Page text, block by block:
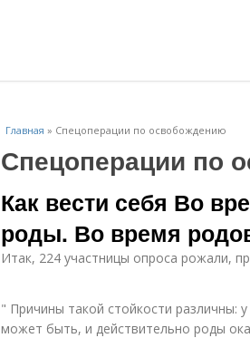
Главная » Спецоперации по освобождению
Спецоперации по
Как вести себя Во
роды. Во время
Итак, 224 участницы опроса рожали,
" Причины такой стойкости различны:
может быть, и действительно роды